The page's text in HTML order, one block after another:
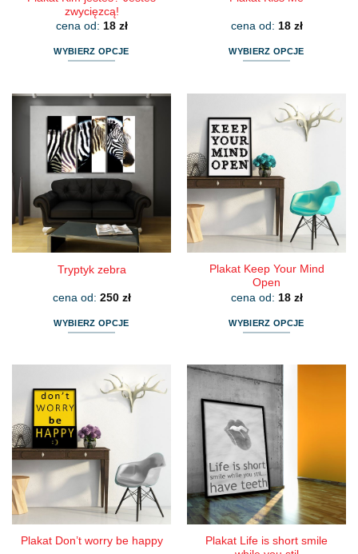
zwycięzcą!
cena od: 18 zł
WYBIERZ OPCJE
ma
wiele
wariantów.
Opcje
można
na
stronie
produktu
cena od: 18 zł
WYBIERZ OPCJE
wiele
wariantów.
Opcje
można
wybrać
na
stronie
produktu
Tryptyk zebra
cena od: 250 zł
WYBIERZ OPCJE
wiele
wariantów.
Opcje
można
wybrać
na
stronie
produktu
Plakat Keep Your Mind
Open
cena od: 18 zł
WYBIERZ OPCJE
ma
wiele
wariantów.
Opcje
można
wybrać
na
stronie
produktu
Plakat Don’t worry be happy
Plakat Life is short smile